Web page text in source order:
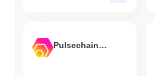
Pulsechain Bridged HEX (Pulsechain)